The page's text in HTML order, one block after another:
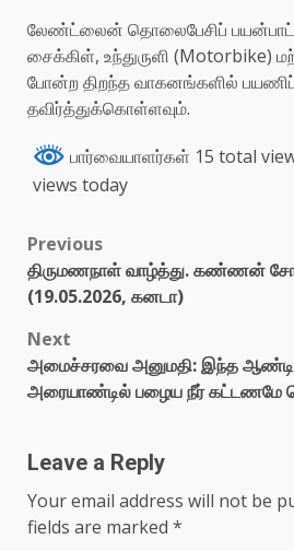
லேண்ட்லைன் தொலைபேசிப்
சைக்கிள், உந்துருளி (Motorbike)
போன்ற திறந்த வாகனங்களில்
தவிர்த்துக்கொள்ளவும்.
பார்வையாளர்கள் 15 total
views today
Previous
திருமணநாள் வாழ்த்து. கண்ணன்
(19.05.2026, கனடா)
Next
அமைச்சரவை அனுமதி: இந்த
அரையாண்டில் பழைய நீர் கட்டணமே
Leave a Reply
Your email address will not be
fields are marked *